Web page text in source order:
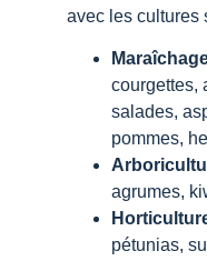
avec les cultures
courgettes,
salades,
pommes,
agrumes,
pétunias,